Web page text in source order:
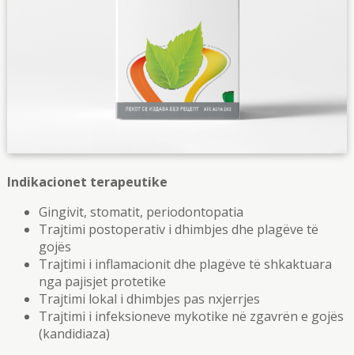
Indikacionet terapeutike
Gingivit, stomatit, periodontopatia
Trajtimi postoperativ i dhimbjes dhe plagëve të
gojës
Trajtimi i inflamacionit dhe plagëve të shkaktuara
nga pajisjet protetike
Trajtimi lokal i dhimbjes pas nxjerrjes
Trajtimi i infeksioneve mykotike në zgavrën e gojës
(kandidiaza)